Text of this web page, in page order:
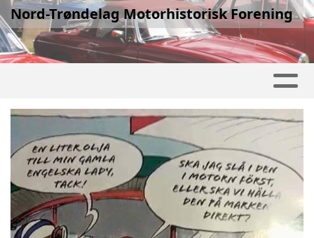
Nord-Trøndelag Motorhistorisk Forening